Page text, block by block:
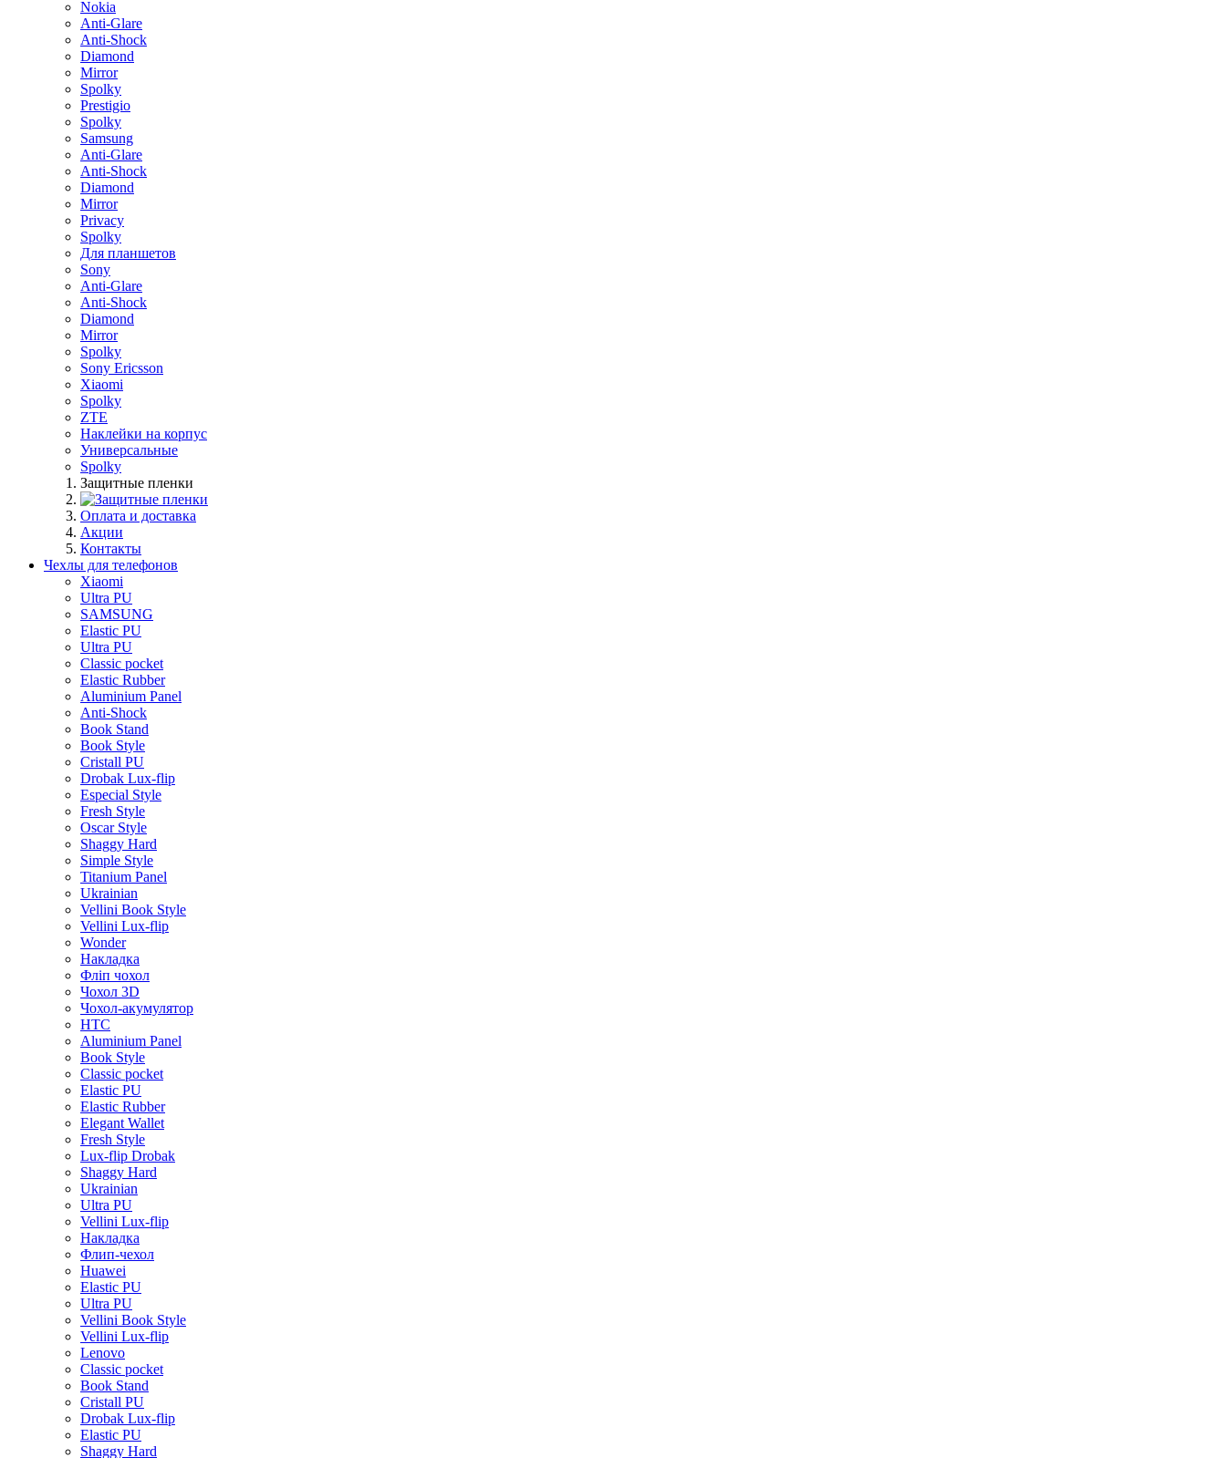
Nokia
Anti-Glare
Anti-Shock
Diamond
Mirror
Spolky
Prestigio
Spolky
Samsung
Anti-Glare
Anti-Shock
Diamond
Mirror
Privacy
Spolky
Для планшетов
Sony
Anti-Glare
Anti-Shock
Diamond
Mirror
Spolky
Sony Ericsson
Xiaomi
Spolky
ZTE
Наклейки на корпус
Универсальные
Spolky
Защитные пленки
Оплата и доставка
Акции
Контакты
Чехлы для телефонов
Xiaomi
Ultra PU
SAMSUNG
Elastic PU
Ultra PU
Classic pocket
Elastic Rubber
Aluminium Panel
Anti-Shock
Book Stand
Book Style
Cristall PU
Drobak Lux-flip
Especial Style
Fresh Style
Oscar Style
Shaggy Hard
Simple Style
Titanium Panel
Ukrainian
Vellini Book Style
Vellini Lux-flip
Wonder
Накладка
Фліп чохол
Чохол 3D
Чохол-акумулятор
HTC
Aluminium Panel
Book Style
Classic pocket
Elastic PU
Elastic Rubber
Elegant Wallet
Fresh Style
Lux-flip Drobak
Shaggy Hard
Ukrainian
Ultra PU
Vellini Lux-flip
Накладка
Флип-чехол
Huawei
Elastic PU
Ultra PU
Vellini Book Style
Vellini Lux-flip
Lenovo
Classic pocket
Book Stand
Cristall PU
Drobak Lux-flip
Elastic PU
Shaggy Hard